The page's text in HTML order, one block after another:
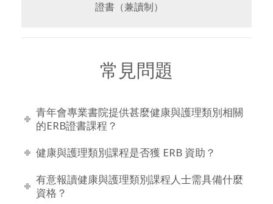
證書（兼讀制）
常見問題
青年會專業書院提供甚麼健康與護理類別相關
的ERB證書課程？
健康與護理類別課程是否獲 ERB 資助？
有意報讀健康與護理類別課程人士需具備什麼
資格？